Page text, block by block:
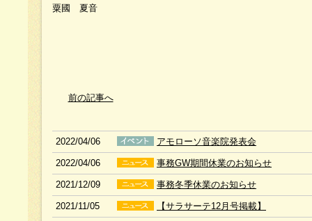
粟國 夏音
前の記事へ
2022/04/06 アモローソ音楽院発表会
2022/04/06 事務GW期間休業のお知らせ
2021/12/09 事務冬季休業のお知らせ
2021/11/05 【サラサーテ12月号掲載】